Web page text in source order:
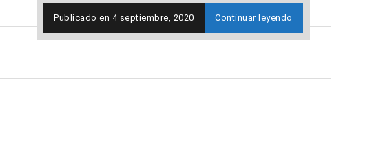
Publicado en 4 septiembre, 2020 Continuar leyendo